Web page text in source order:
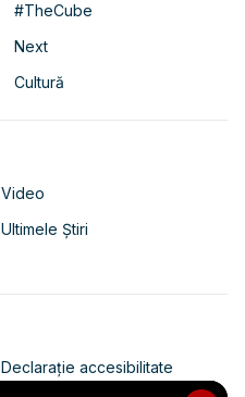
#TheCube
Next
Cultură
Video
Ultimele Știri
Declarație accesibilitate